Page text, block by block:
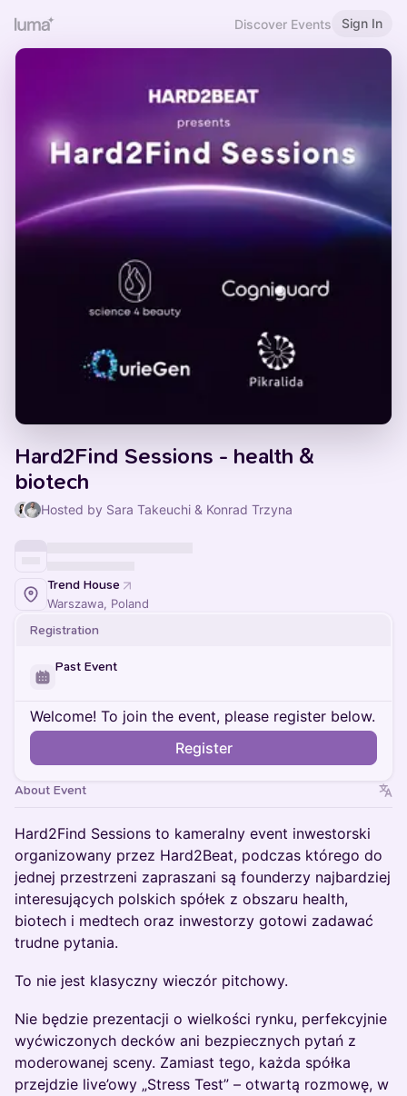
Discover Events Sign In
Hard2Find Sessions - health &
biotech
Hosted by Sara Takeuchi & Konrad Trzyna
Trend House
Warszawa, Poland
Registration
Past Event
Welcome! To join the event, please register below.
Register
About Event
Hard2Find Sessions to kameralny event inwestorski
organizowany przez Hard2Beat, podczas którego do
jednej przestrzeni zapraszani są founderzy najbardziej
interesujących polskich spółek z obszaru health,
biotech i medtech oraz inwestorzy gotowi zadawać
trudne pytania.
To nie jest klasyczny wieczór pitchowy.
Nie będzie prezentacji o wielkości rynku, perfekcyjnie
wyćwiczonych decków ani bezpiecznych pytań z
moderowanej sceny. Zamiast tego, każda spółka
przejdzie live’owy „Stress Test” – otwartą rozmowę, w